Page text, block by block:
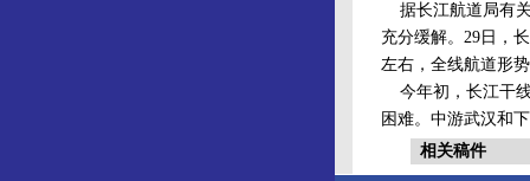
据长江航道局有关
充分缓解。29日，
左右，全线航道形
今年初，长江干线
困难。中游武汉和
相关稿件